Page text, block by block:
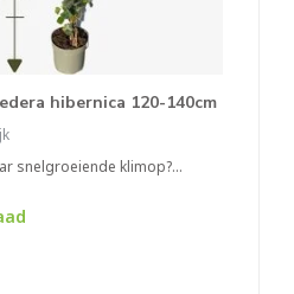
hibernica 120-140cm
snelgroeiende klimop?...